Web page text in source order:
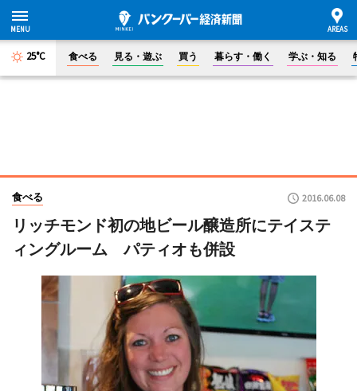
25°C 食べる 見る・遊ぶ 買う 暮らす・働く 学ぶ・知る
食べる 2016.06.08
リッチモンド初の地ビール醸造所にテイステ
ィングルーム パティオも併設